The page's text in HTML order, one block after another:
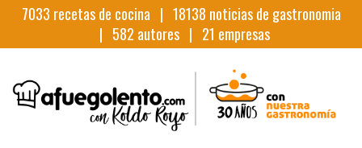
7033 recetas de cocina | 18138 noticias de gastronomia
| 582 autores | 21 empresas